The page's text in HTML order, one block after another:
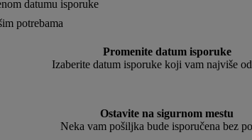
datumu isporuke
potrebama
Promenite datum isporuke
Izaberite datum isporuke koji vam najviše
Ostavite na sigurnom mestu
Neka vam pošiljka bude isporučena bez